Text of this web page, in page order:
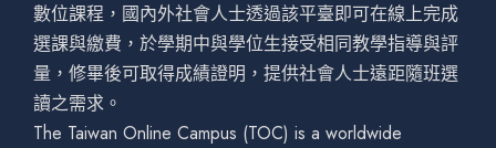
數位課程，國內外社會人士透過該平臺即可在線上完成
選課與繳費，於學期中與學位生接受相同教學指導與評
量，修畢後可取得成績證明，提供社會人士遠距隨班選
讀之需求。
The Taiwan Online Campus (TOC) is a worldwide